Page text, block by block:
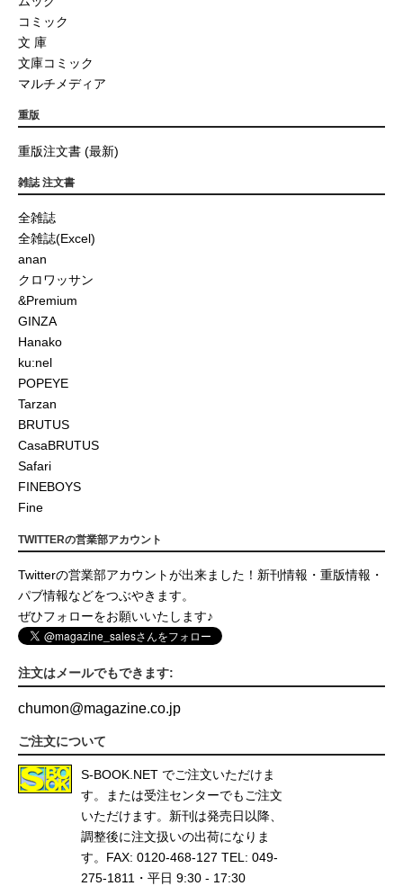
コミック
文 庫
文庫コミック
マルチメディア
重版
重版注文書 (最新)
雑誌 注文書
全雑誌
全雑誌(Excel)
anan
クロワッサン
&Premium
GINZA
Hanako
ku:nel
POPEYE
Tarzan
BRUTUS
CasaBRUTUS
Safari
FINEBOYS
Fine
TWITTERの営業部アカウント
Twitterの営業部アカウントが出来ました！新刊情報・重版情報・
パブ情報などをつぶやきます。
ぜひフォローをお願いいたします♪
注文はメールでもできます:
chumon@magazine.co.jp
ご注文について
S-BOOK.NET でご注文いただけま
す。または受注センターでもご注文
いただけます。新刊は発売日以降、
調整後に注文扱いの出荷になりま
す。FAX: 0120-468-127 TEL: 049-
275-1811・平日 9:30 - 17:30